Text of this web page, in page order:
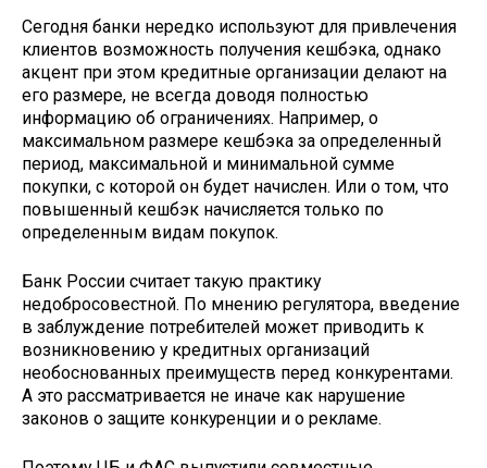
Сегодня банки нередко используют для привлечения
клиентов возможность получения кешбэка, однако
акцент при этом кредитные организации делают на
его размере, не всегда доводя полностью
информацию об ограничениях. Например, о
максимальном размере кешбэка за определенный
период, максимальной и минимальной сумме
покупки, с которой он будет начислен. Или о том, что
повышенный кешбэк начисляется только по
определенным видам покупок.
Банк России считает такую практику
недобросовестной. По мнению регулятора, введение
в заблуждение потребителей может приводить к
возникновению у кредитных организаций
необоснованных преимуществ перед конкурентами.
А это рассматривается не иначе как нарушение
законов о защите конкуренции и о рекламе.